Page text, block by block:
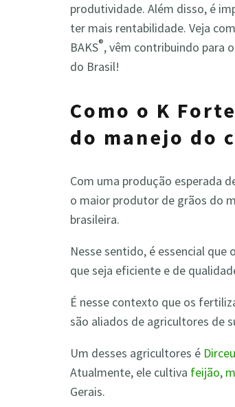
produtividade. Além disso, é
ter mais rentabilidade. Veja
BAKS®, vêm contribuindo para
do Brasil!
Como o K Forte
do manejo do
Com uma produção esperada
o maior produtor de grãos do
brasileira.
Nesse sentido, é essencial
que seja eficiente e de
É nesse contexto que os
são aliados de agricultores de
Um desses agricultores é
Atualmente, ele cultiva feijão,
Gerais.